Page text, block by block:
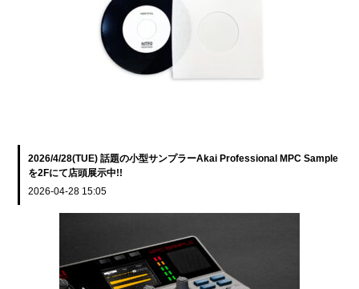
2026/4/28(TUE) 話題の小型サンプラーAkai Professional MPC Sample
を2Fにて店頭展示中!!
2026-04-28 15:05